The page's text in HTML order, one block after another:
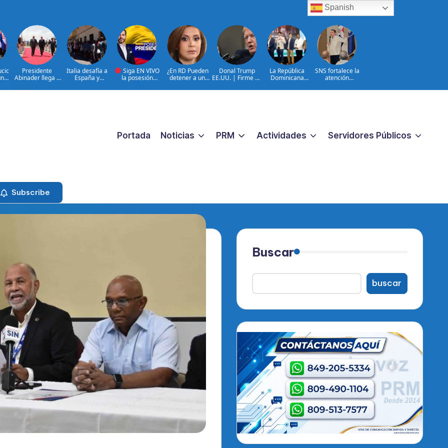
Presidente
Abinader llega a
participar en la
Italia desafía a
España y
suspensión
Siga EN VIVO
la posesión
Abelardo de la
honor
¿En RD Pueden
detener a un
están buscando a
Donal Trump
EE.UU. | Firme en
ante inmigración
La República
Dominicana
primeros lugares
SNS fortalece la
atención
neonatal con
Portada Noticias PRM Actividades Servidores Públicos
Subscribe
Buscar
buscar
Spanish